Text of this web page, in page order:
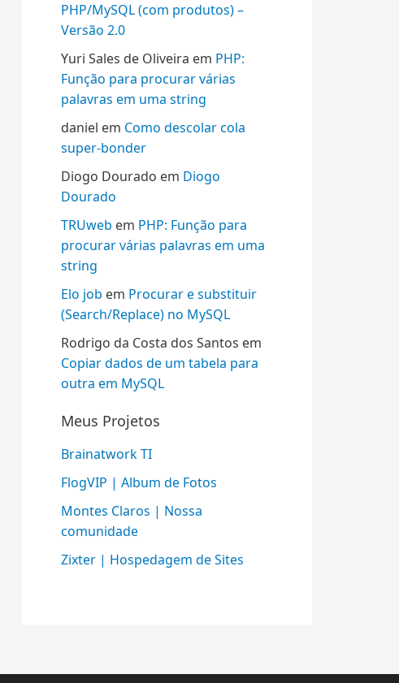
PHP/MySQL (com produtos) –
Versão 2.0
Yuri Sales de Oliveira em PHP:
Função para procurar várias
palavras em uma string
daniel em Como descolar cola
super-bonder
Diogo Dourado em Diogo
Dourado
TRUweb em PHP: Função para
procurar várias palavras em uma
string
Elo job em Procurar e substituir
(Search/Replace) no MySQL
Rodrigo da Costa dos Santos em
Copiar dados de um tabela para
outra em MySQL
Meus Projetos
Brainatwork TI
FlogVIP | Album de Fotos
Montes Claros | Nossa
comunidade
Zixter | Hospedagem de Sites